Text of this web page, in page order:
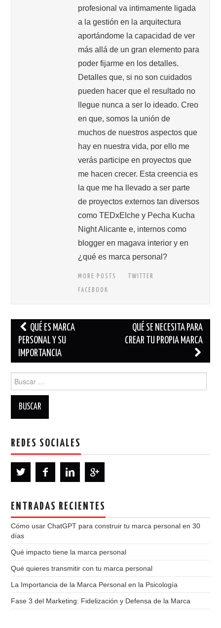
profesional va intimamente ligada
a la gestión en la arquitectura
aportándome la capacidad de ver
más allá de un gran elemento para
poder fijarme en los detalles.
Detalles que, si no son cuidados
pueden hacer que el resultado no
llegue nunca a ser lo ideado. Creo
en que, somos la unión de
muchos de nuestros aspectos que
hay en nuestra vida, por ello me
verás participe en proyectos que
me hacen crecer. Esta creencia es
la que me ha llevado a ser parte
de proyectos externos tan diversos
como TEDxElche y Pecha Kucha
Night Alicante e, internos como
blogger en magava interior y en
¿qué es marca personal?
MORE POSTS
TWITTER
FACEBOOK
Navegación
de
entradas
QUÉ ES MARCA
PERSONAL Y SU
IMPORTANCIA
QUÉ SE NECESITA PARA
CREAR TU PROPIA MARCA
Buscar:
REDES SOCIALES
ENTRADAS RECIENTES
Cómo usar ChatGPT para construir tu marca personal en 30
días
Qué impacto tiene la marca personal
Qué quieres transmitir con tu marca personal
La Importancia de la Marca Personal en la Psicología
Fase 3 del Marketing: Fidelización y Defensa de la Marca